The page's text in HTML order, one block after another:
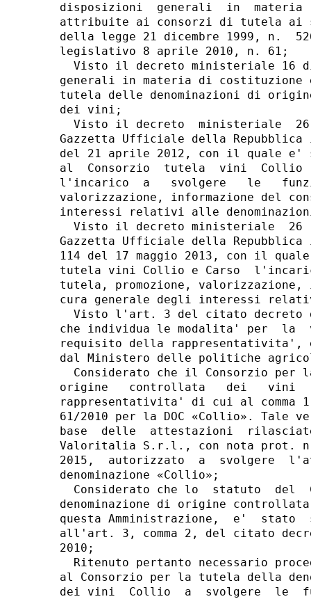
disposizioni  generali  in
attribuite ai consorzi di tutela ai
della legge 21 dicembre 1999, n.
legislativo 8 aprile 2010, n. 61;
Visto il decreto ministeriale 16
generali in materia di costituzione
tutela delle denominazioni di
dei vini;
Visto il decreto  ministeriale
Gazzetta Ufficiale della
del 21 aprile 2012, con il quale
al  Consorzio  tutela  vini  Collio
l'incarico  a   svolgere   le
valorizzazione, informazione del
interessi relativi alle
Visto il decreto ministeriale  26
Gazzetta Ufficiale della
114 del 17 maggio 2013, con il
tutela vini Collio e Carso
tutela, promozione, valorizzazione,
cura generale degli interessi
Visto l'art. 3 del citato decreto
che individua le modalita' per  la
requisito della rappresentativita',
dal Ministero delle politiche
Considerato che il Consorzio per
origine   controllata   dei   vini
rappresentativita' di cui al
61/2010 per la DOC «Collio».
base  delle  attestazioni
Valoritalia S.r.l., con nota prot. n.
2015,  autorizzato  a  svolgere
denominazione «Collio»;
Considerato che lo  statuto  del
denominazione di origine
questa Amministrazione,  e'
all'art. 3, comma 2, del citato
2010;
Ritenuto pertanto necessario
al Consorzio per la tutela della
dei vini  Collio  a  svolgere  le